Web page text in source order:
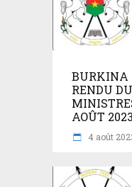
BURKINA
RENDU
AOÛT 2023
4 août